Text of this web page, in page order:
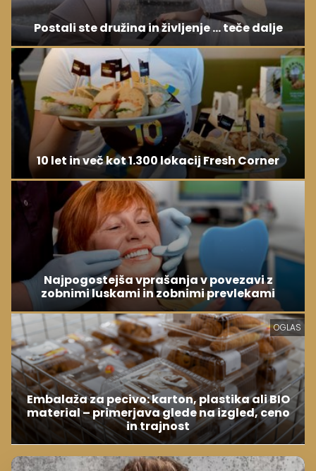
Postali ste družina in življenje ... teče dalje
10 let in več kot 1.300 lokacij Fresh Corner
Najpogostejša vprašanja v povezavi z
zobnimi luskami in zobnimi prevlekami
OGLAS
Embalaža za pecivo: karton, plastika ali BIO
material – primerjava glede na izgled, ceno
in trajnost